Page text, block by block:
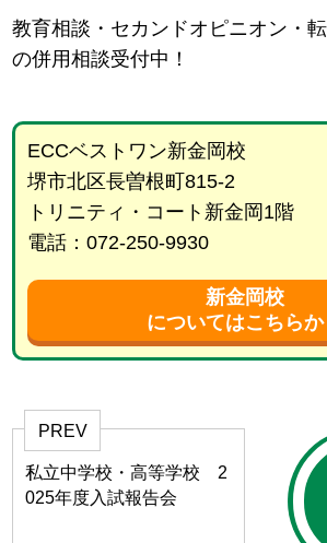
教育相談・セカンドオピニオン・
の併用相談受付中！
ECCベストワン新金岡校
堺市北区長曽根町815-2
トリニティ・コート新金岡1階
電話：072-250-9930
新金岡校
についてはこちらか
PREV
私立中学校・高等学校 2
025年度入試報告会